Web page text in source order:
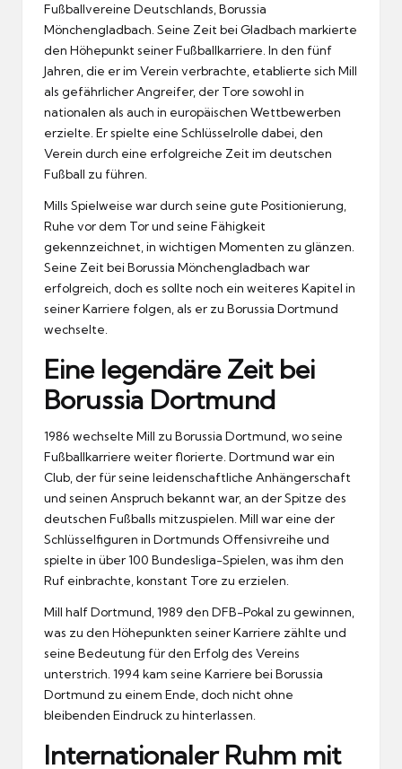
Fußballvereine Deutschlands, Borussia
Mönchengladbach. Seine Zeit bei Gladbach markierte
den Höhepunkt seiner Fußballkarriere. In den fünf
Jahren, die er im Verein verbrachte, etablierte sich Mill
als gefährlicher Angreifer, der Tore sowohl in
nationalen als auch in europäischen Wettbewerben
erzielte. Er spielte eine Schlüsselrolle dabei, den
Verein durch eine erfolgreiche Zeit im deutschen
Fußball zu führen.
Mills Spielweise war durch seine gute Positionierung,
Ruhe vor dem Tor und seine Fähigkeit
gekennzeichnet, in wichtigen Momenten zu glänzen.
Seine Zeit bei Borussia Mönchengladbach war
erfolgreich, doch es sollte noch ein weiteres Kapitel in
seiner Karriere folgen, als er zu Borussia Dortmund
wechselte.
Eine legendäre Zeit bei
Borussia Dortmund
1986 wechselte Mill zu Borussia Dortmund, wo seine
Fußballkarriere weiter florierte. Dortmund war ein
Club, der für seine leidenschaftliche Anhängerschaft
und seinen Anspruch bekannt war, an der Spitze des
deutschen Fußballs mitzuspielen. Mill war eine der
Schlüsselfiguren in Dortmunds Offensivreihe und
spielte in über 100 Bundesliga-Spielen, was ihm den
Ruf einbrachte, konstant Tore zu erzielen.
Mill half Dortmund, 1989 den DFB-Pokal zu gewinnen,
was zu den Höhepunkten seiner Karriere zählte und
seine Bedeutung für den Erfolg des Vereins
unterstrich. 1994 kam seine Karriere bei Borussia
Dortmund zu einem Ende, doch nicht ohne
bleibenden Eindruck zu hinterlassen.
Internationaler Ruhm mit